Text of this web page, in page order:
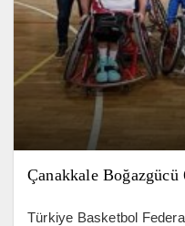
Çanakkale
Türkiye Basketbol